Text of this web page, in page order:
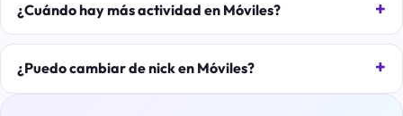
¿Cuándo hay más actividad en Móviles?
¿Puedo cambiar de nick en Móviles?